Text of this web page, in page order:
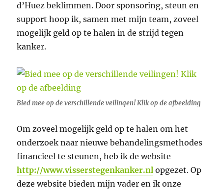
d’Huez beklimmen. Door sponsoring, steun en
support hoop ik, samen met mijn team, zoveel
mogelijk geld op te halen in de strijd tegen
kanker.
Bied mee op de verschillende veilingen! Klik op de afbeelding
Om zoveel mogelijk geld op te halen om het
onderzoek naar nieuwe behandelingsmethodes
financieel te steunen, heb ik de website
http://www.visserstegenkanker.nl opgezet. Op
deze website bieden mijn vader en ik onze